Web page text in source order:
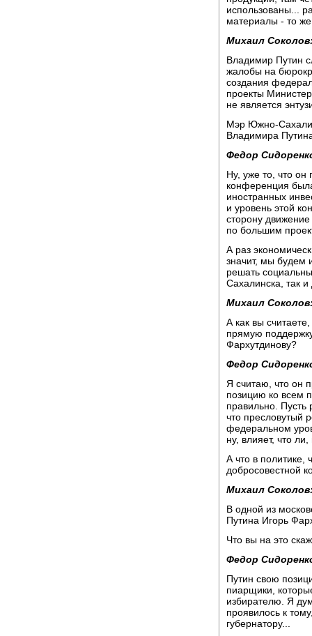
использованы...
материалы - то
Михаил
Владимир Путин
жалобы на
создания
проекты
не является
Мэр Южно-
Владимира
Федор
Ну, уже то, что
конференция
иностранных
и уровень этой
сторону
по большим
А раз
значит, мы будем
решать
Сахалинска, так
Михаил
А как вы
прямую
Фархутдинову?
Федор
Я считаю, что он
позицию ко всем
правильно. Пусть
что пресловутый
федеральном
ну, влияет, что
А что в политике,
добросовестной
Михаил
В одной из
Путина Игорь
Что вы на это
Федор
Путин свою
пиарщики,
избирателю. Я
проявилось к
губернатору...